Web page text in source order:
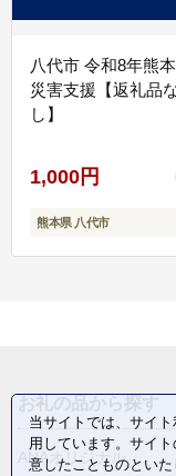
八代市 令和8年熊
災害支援【返礼品
し】
1,000円
熊本県 八代市
ANAオリジナル
当サイトでは、サイ
用しています。サイ
意したことものといた